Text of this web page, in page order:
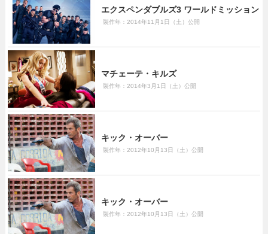
エクスペンダブルズ3 ワールドミッション
製作年：2014年11月1日（土）公開
マチェーテ・キルズ
製作年：2014年3月1日（土）公開
キック・オーバー
製作年：2012年10月13日（土）公開
キック・オーバー
製作年：2012年10月13日（土）公開